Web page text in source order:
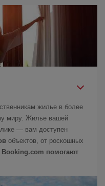
жилье в более
миру. Жилье вашей
— вам доступен
объектов, от роскошных
Booking.com помогают